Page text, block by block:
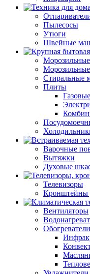
Пылесосы
Утюги
Швейные
Стиральные
Плиты
Варочные
Вытяжки
Духовые
Телевизоры
Кронштейны
Вентиляторы
Обогреватели